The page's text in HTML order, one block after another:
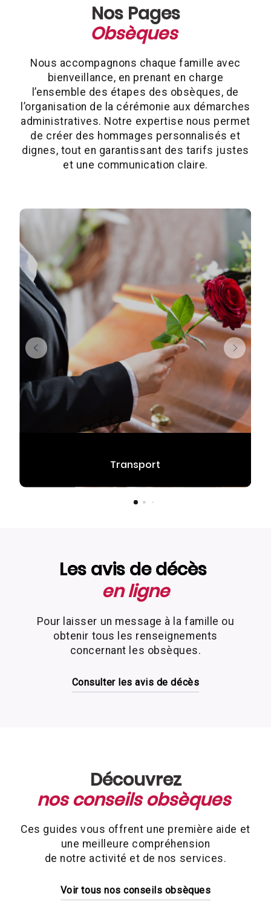
Nos Pages
Obsèques
Nous accompagnons chaque famille avec
bienveillance, en prenant en charge
l’ensemble des étapes des obsèques, de
l’organisation de la cérémonie aux démarches
administratives. Notre expertise nous permet
de créer des hommages personnalisés et
dignes, tout en garantissant des tarifs justes
et une communication claire.
Transport
Les avis de décès
en ligne
Pour laisser un message à la famille ou
obtenir tous les renseignements
concernant les obsèques.
Consulter les avis de décès
Découvrez
nos conseils obsèques
Ces guides vous offrent une première aide et
une meilleure compréhension
de notre activité et de nos services.
Voir tous nos conseils obsèques